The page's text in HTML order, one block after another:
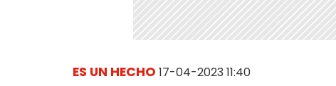
ES UN HECHO 17-04-2023 11:40